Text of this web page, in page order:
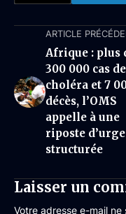
ARTICLE
Afrique : plus
300 000 cas de
choléra et 7
décès, l’OMS
appelle à une
riposte
structurée
Laisser un
Votre adresse e-mail ne